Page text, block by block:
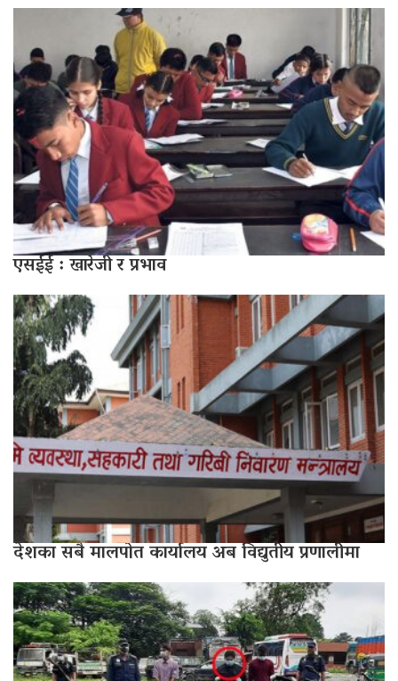
एसईई : खारेजी र प्रभाव
देशका सबै मालपोत कार्यालय अब विद्युतीय प्रणालीमा